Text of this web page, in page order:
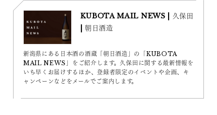
KUBOTA MAIL NEWS | 久保田
| 朝日酒造
新潟県にある日本酒の酒蔵「朝日酒造」の「KUBOTA
MAIL NEWS」をご紹介します。久保田に関する最新情報を
いち早くお届けするほか、登録者限定のイベントや企画、キ
ャンペーンなどをメールでご案内します。